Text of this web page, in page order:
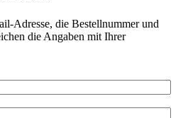
Adresse, die Bestellnummer und
die Angaben mit Ihrer